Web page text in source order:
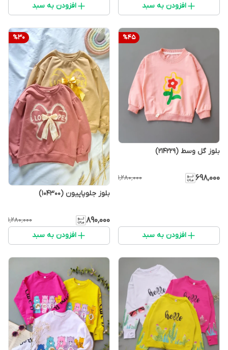
افزودن به سبد افزودن به سبد
%45
بلوز گل وسط (214229)
۶۹۸٬۰۰۰ ۱٬۲۸۰٬۰۰۰
افزودن به سبد
%30
بلوز جلوپاپیون (104300)
۸۹۰٬۰۰۰ ۱٬۲۸۰٬۰۰۰
افزودن به سبد